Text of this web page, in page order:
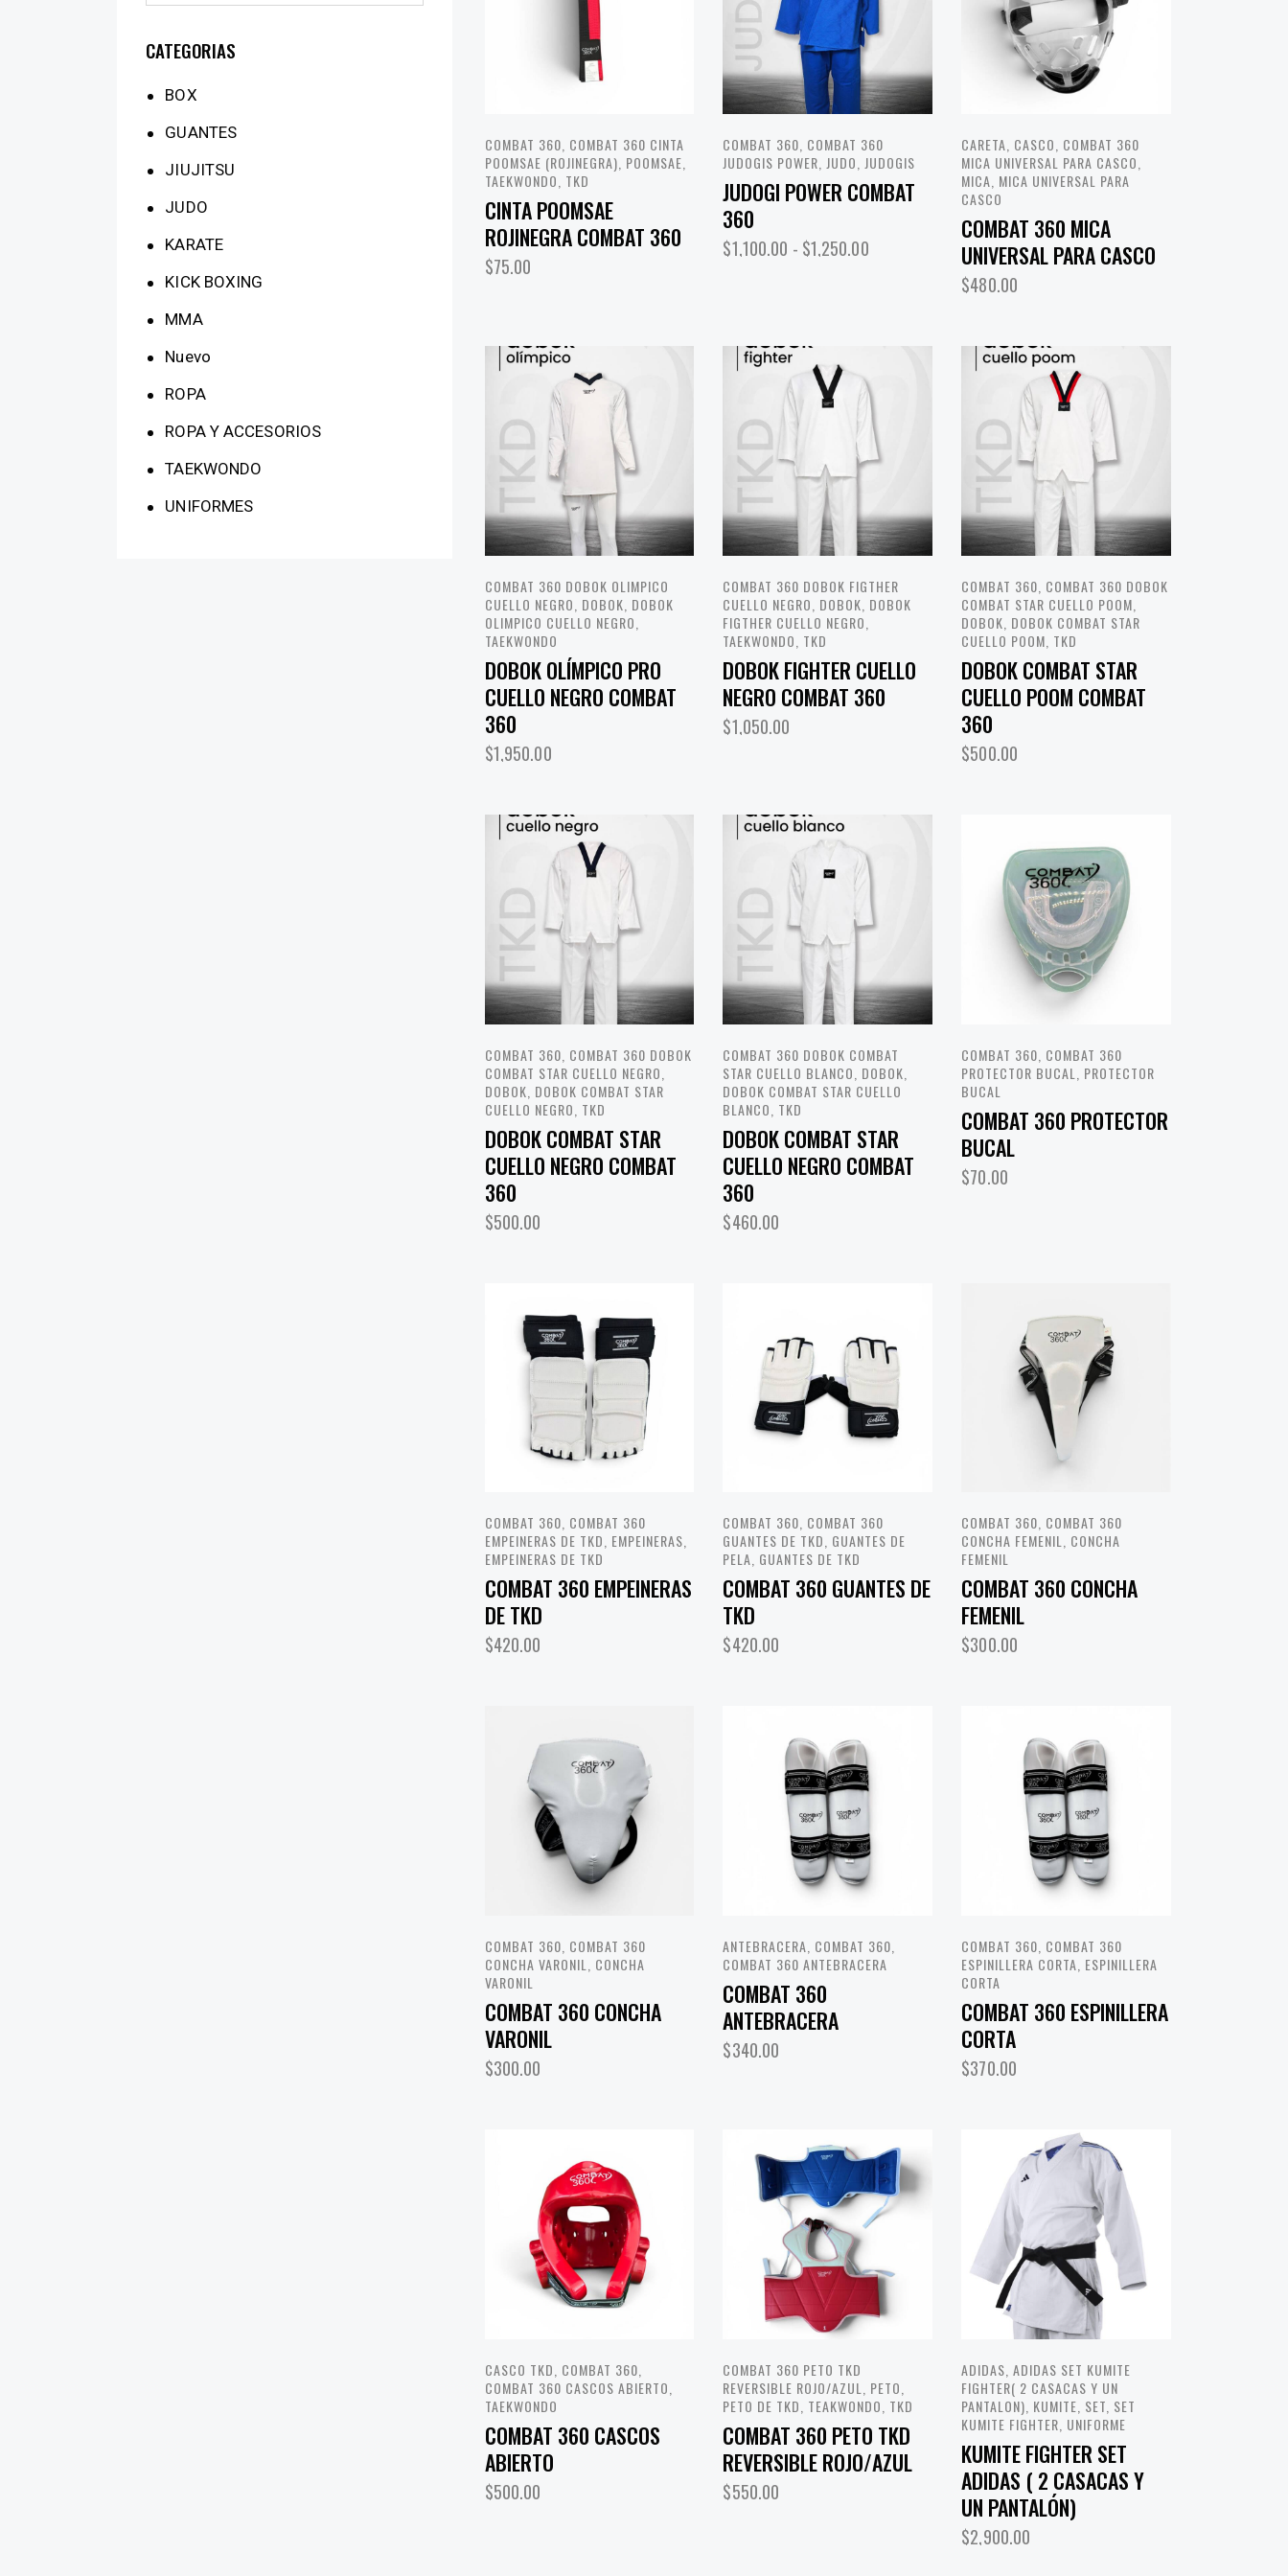
COMBAT 360 COMBAT 360 CINTA
POOMSAE (ROJINEGRA) POOMSAE
TAEKWONDO TKD
CINTA POOMSAE
ROJINEGRA COMBAT 360
$75.00
COMBAT 360 COMBAT 360
JUDOGIS POWER JUDO JUDOGIS
JUDOGI POWER COMBAT
360
$1,100.00 - $1,250.00
CARETA CASCO COMBAT 360
MICA UNIVERSAL PARA CASCO
MICA MICA UNIVERSAL PARA
CASCO
COMBAT 360 MICA
UNIVERSAL PARA CASCO
$480.00
COMBAT 360 DOBOK OLIMPICO
CUELLO NEGRO DOBOK DOBOK
OLIMPICO CUELLO NEGRO
TAEKWONDO
DOBOK OLÍMPICO PRO
CUELLO NEGRO COMBAT
360
$1,950.00
COMBAT 360 DOBOK FIGTHER
CUELLO NEGRO DOBOK DOBOK
FIGTHER CUELLO NEGRO
TAEKWONDO TKD
DOBOK FIGHTER CUELLO
NEGRO COMBAT 360
$1,050.00
COMBAT 360 COMBAT 360 DOBOK
COMBAT STAR CUELLO POOM
DOBOK DOBOK COMBAT STAR
CUELLO POOM TKD
DOBOK COMBAT STAR
CUELLO POOM COMBAT
360
$500.00
COMBAT 360 COMBAT 360 DOBOK
COMBAT STAR CUELLO NEGRO
DOBOK DOBOK COMBAT STAR
CUELLO NEGRO TKD
DOBOK COMBAT STAR
CUELLO NEGRO COMBAT
360
$500.00
COMBAT 360 DOBOK COMBAT
STAR CUELLO BLANCO DOBOK
DOBOK COMBAT STAR CUELLO
BLANCO TKD
DOBOK COMBAT STAR
CUELLO NEGRO COMBAT
360
$460.00
COMBAT 360 COMBAT 360
PROTECTOR BUCAL
PROTECTOR
BUCAL
COMBAT 360 PROTECTOR
BUCAL
$70.00
COMBAT 360, COMBAT 360
EMPEINERAS DE TKD, EMPEINERAS,
EMPEINERAS DE TKD
COMBAT 360 EMPEINERAS
DE TKD
$420.00
COMBAT 360, COMBAT 360
GUANTES DE TKD, GUANTES DE
PELA, GUANTES DE TKD
COMBAT 360 GUANTES DE
TKD
$420.00
COMBAT 360, COMBAT 360
CONCHA FEMENIL, CONCHA
FEMENIL
COMBAT 360 CONCHA
FEMENIL
$300.00
COMBAT 360 COMBAT 360
CONCHA VARONIL
CONCHA
VARONIL
COMBAT 360 CONCHA
VARONIL
$300.00
ANTEBRACERA COMBAT 360
COMBAT 360 ANTEBRACERA
COMBAT 360
ANTEBRACERA
$340.00
COMBAT 360 COMBAT 360
ESPINILLERA CORTA ESPINILLERA
CORTA
COMBAT 360 ESPINILLERA
CORTA
$370.00
CASCO TKD COMBAT 360
COMBAT 360 CASCOS ABIERTO
TAEKWONDO
COMBAT 360 CASCOS
ABIERTO
$500.00
COMBAT 360 PETO TKD
REVERSIBLE ROJO/AZUL
PETO
PETO DE TKD TEAKWONDO TKD
COMBAT 360 PETO TKD
REVERSIBLE ROJO/AZUL
$550.00
ADIDAS ,ADIDAS SET KUMITE
FIGHTER( 2 CASACAS Y UN
PANTALON) KUMITE SET SET
KUMITE FIGHTER UNIFORME
KUMITE FIGHTER SET
ADIDAS ( 2 CASACAS Y
UN PANTALÓN)
$2,900.00
CATEGORIAS
BOX
GUANTES
JIUJITSU
JUDO
KARATE
KICK BOXING
MMA
Nuevo
ROPA
ROPA Y ACCESORIOS
TAEKWONDO
UNIFORMES